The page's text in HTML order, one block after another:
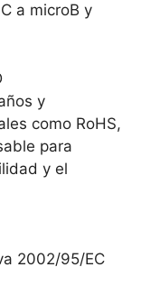
a microB y
y
como RoHS,
para
y el
2002/95/EC